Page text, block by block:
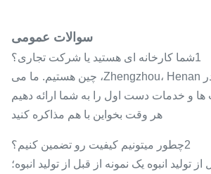
سوالات عمومی
1شما کارخانه ای هستید یا شرکت تجاری؟
ما یک کارخانه واقع در Zhengzhou، Henan، چین هستیم. ما می
ها و خدمات دست اول را به شما ارائه دهیم
هر وقت بخواين با هم مذاکره کنيد
2چطور ميتونيم کيفيت رو تضمين کنيم؟
تولید انبوه یک نمونه از قبل از تولید انبوه؛